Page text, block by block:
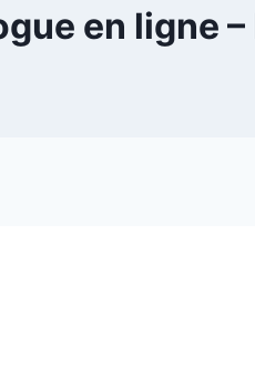
en ligne –